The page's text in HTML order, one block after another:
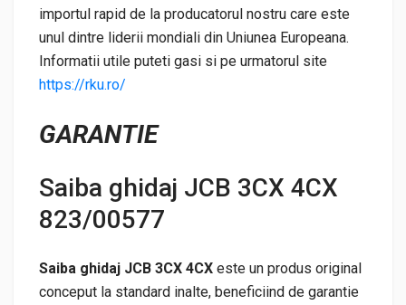
importul rapid de la producatorul nostru care este
unul dintre liderii mondiali din Uniunea Europeana.
Informatii utile puteti gasi si pe urmatorul site
https://rku.ro/
GARANTIE
Saiba ghidaj JCB 3CX 4CX
823/00577
Saiba ghidaj JCB 3CX 4CX este un produs original
conceput la standard inalte, beneficiind de garantie